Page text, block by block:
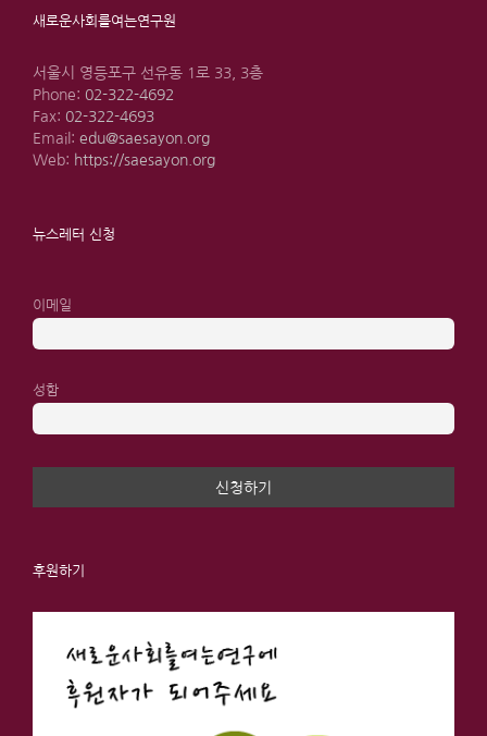
새로운사회를여는연구원
서울시 영등포구 선유동 1로 33, 3층
Phone: 02-322-4692
Fax: 02-322-4693
Email: edu@saesayon.org
Web: https://saesayon.org
뉴스레터 신청
이메일
성함
후원하기